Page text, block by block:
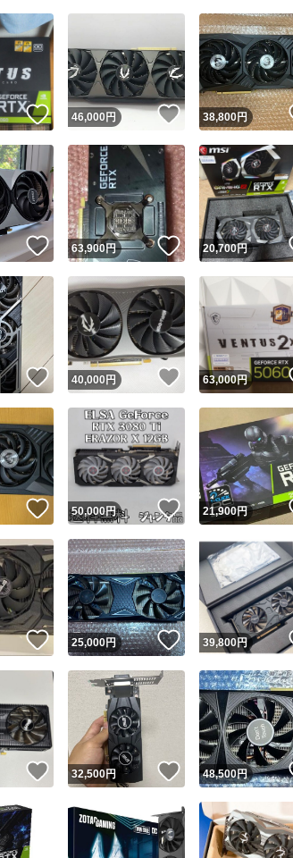
いいね！
46,000 円 いいね！
38,800円
いいね！
63,900円 いいね！
20,700円
いいね！
40,000 円 いいね！
63,000円
いいね！
50,000円 いいね！
21,900円
いいね！
25,000円 いいね！
39,800円
いいね！
32,500円 いいね！
48,500円